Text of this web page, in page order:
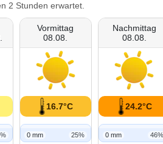
2 Stunden erwartet.
Vormittag
08.08.
16.7°C
0 mm 25%
Nachmittag
08.08.
24.2°C
0 mm 46%